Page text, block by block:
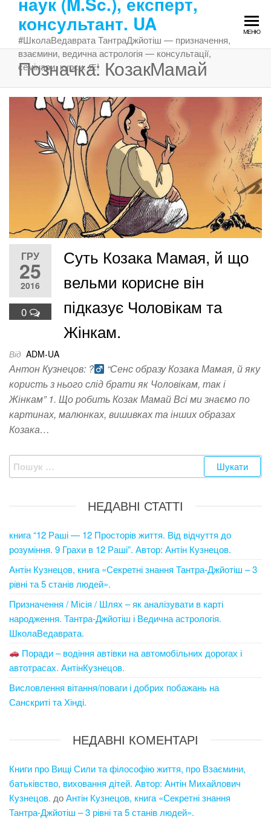
Перейти
змістуконсультант. UA
#ШколаВедаврата ТантраДжйотіш — призначення,
взаємини, ведична астрологія — консультації,
семінари, курси. Ԙ!
МЕНЮ
Позначка: КозакМамай
ГРУ
25
2016
0
Суть Козака Мамая, й що
вельми корисне він
підказує Чоловікам та
Жінкам.
Від ADM-UA
Антон Кузнецов: ?‍
“Сенс образу Козака Мамая, й яку
користь з нього слід брати як Чоловікам, так і
Жінкам” 1. Що робить Козак Мамай Всі ми знаємо по
картинах, малюнках, вишивках та інших образах
Козака…
Пошук:
НЕДАВНІ СТАТТІ
книга “12 Раші — 12 Просторів життя. Від відчуття до
розуміння. 9 Грахи в 12 Раші”. Автор: Антін Кузнецов.
Антін Кузнецов, книга «Секретні знання Тантра-Джйотіш – 3
рівні та 5 станів людей».
Призначення / Місія / Шлях – як аналізувати в карті
народження. Тантра-Джйотіш і Ведична астрологія.
ШколаВедаврата.
Поради – водіння автівки на автомобільних дорогах і
автотрасах. АнтінКузнецов.
Висловлення вітання/поваги і добрих побажань на
Санскриті та Хінді.
НЕДАВНІ КОМЕНТАРІ
Книги про Вищі Сили та філософію життя, про Взаємини,
батьківство, виховання дітей. Автор: Антін Михайлович
Кузнецов. доАнтін Кузнецов, книга «Секретні знання
Тантра-Джйотіш – 3 рівні та 5 станів людей».